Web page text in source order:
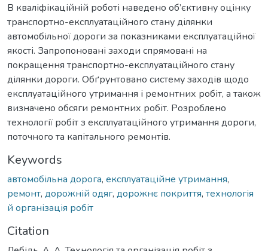
В кваліфікаційній роботі наведено об’єктивну оцінку
транспортно-експлуатаційного стану ділянки
автомобільної дороги за показниками експлуатаційної
якості. Запропоновані заходи спрямовані на
покращення транспортно-експлуатаційного стану
ділянки дороги. Обґрунтовано систему заходів щодо
експлуатаційного утримання і ремонтних робіт, а також
визначено обсяги ремонтних робіт. Розроблено
технології робіт з експлуатаційного утримання дороги,
поточного та капітального ремонтів.
Keywords
автомобільна дорога, експлуатаційне утримання,
ремонт, дорожній одяг, дорожнє покриття, технологія
й організація робіт
Citation